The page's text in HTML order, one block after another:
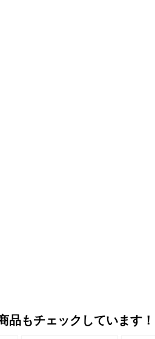
品もチェックしています！